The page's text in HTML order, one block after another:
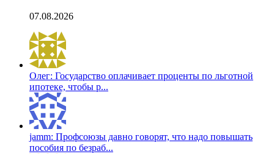
07.08.2026
Олег: Государство оплачивает проценты по льготной
ипотеке, чтобы р...
jamm: Профсоюзы давно говорят, что надо повышать
пособия по безраб...